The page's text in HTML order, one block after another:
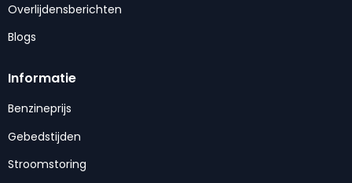
Overlijdensberichten
Blogs
Informatie
Benzineprijs
Gebedstijden
Stroomstoring